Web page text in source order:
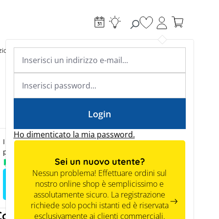
Academy & Webinars
Conoscenza specialistica
News
Hai 0 articoli nella
Ho dimenticato la mia password.
Login
Sei un nuovo utente?
Nessun problema! Effettuare ordini sul
nostro online shop è semplicissimo e
assolutamente sicuro. La registrazione
richiede solo pochi istanti ed è riservata
esclusivamente ai clienti commerciali.
di ricarica Riscaldamento
I prezzi saranno visibili ai clienti commerciali solo
previa registrazione.
Disponibile a magazzino
Registrati per vedere i prezzi
tecnico